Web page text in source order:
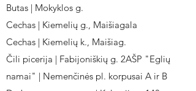
Butas | Mokyklos g.
Cechas | Kiemelių g., Maišiagala
Cechas | Kiemelių k., Maišiag.
Čili picerija | Fabijoniškių g. 2AŠP "Eglių
namai" | Nemenčinės pl. korpusai A ir B